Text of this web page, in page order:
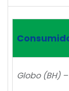
Globo (BH)